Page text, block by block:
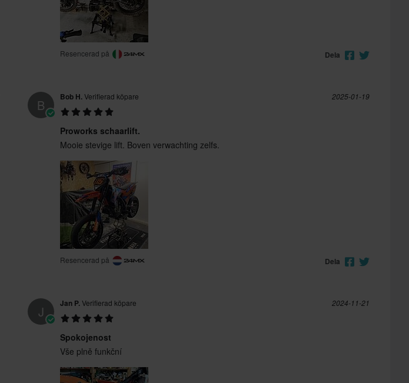
Resencerad på Dela
B Bob H.Verifierad köpare 2025-01-19
Proworks schaarlift.
Mooie stevige lift. Boven verwachting zelfs.
Resencerad på Dela
J Jan P.Verifierad köpare 2024-11-21
Spokojenost
Vše plně funkční